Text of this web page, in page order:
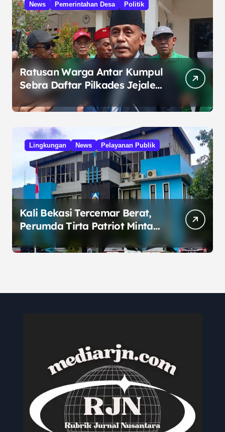
News Pemerintahan Desa Politik
Ratusan Warga Antar Kumpul
Sebra Daftar Pilkades Jejalen
Jaya, Serukan Pemilu Damai
Lingkungan News Pelayanan Publik
Kali Bekasi Tercemar Berat,
Perumda Tirta Patriot Minta
Maaf atas Penurunan Kualitas
Air